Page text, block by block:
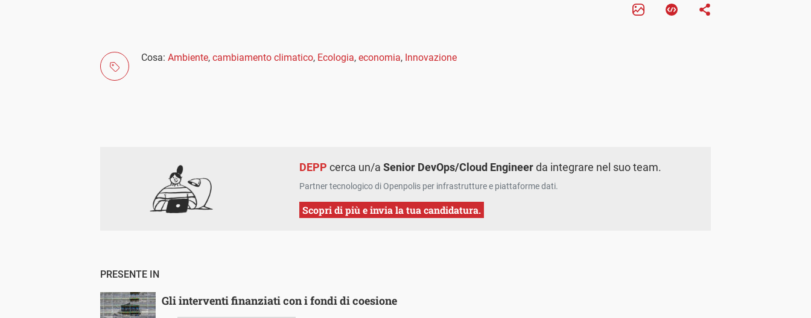
Cosa: Ambiente, cambiamento climatico, Ecologia, economia, Innovazione
DEPP cerca un/aSenior DevOps/Cloud Engineerda integrare nel suo team.
Partner tecnologico di Openpolis per infrastrutture e piattaforme dati.
Scopri di più e invia la tua candidatura.
PRESENTE IN
Gli interventi finanziati con i fondi di coesione